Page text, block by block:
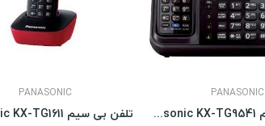
PANASONIC PANASONIC
تلفن بی سیم Panasonic KX-TG9541